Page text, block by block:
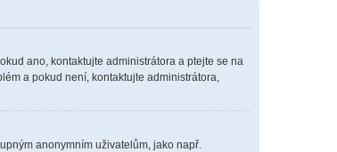
ano, kontaktujte administrátora a ptejte se na
a pokud není, kontaktujte administrátora,
anonymním uživatelům, jako např.